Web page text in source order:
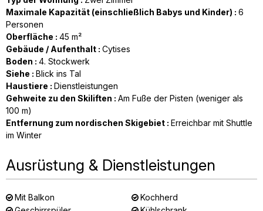
Maximale Kapazität (einschließlich Babys und Kinder) : 6
Personen
Oberfläche : 45 m²
Gebäude / Aufenthalt : Cytises
Boden : 4. Stockwerk
Siehe : Blick ins Tal
Haustiere : Dienstleistungen
Gehweite zu den Skiliften : Am Fuße der Pisten (weniger als
100 m)
Entfernung zum nordischen Skigebiet : Erreichbar mit Shuttle
im Winter
Ausrüstung & Dienstleistungen
Mit Balkon
Kochherd